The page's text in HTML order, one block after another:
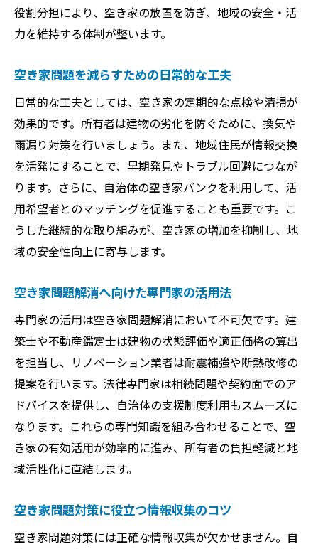
役割分担により、空き家の放置を防ぎ、地域の安全・活
力を維持する体制が整います。
空き家問題を減らすための日常的な工夫
日常的な工夫としては、空き家の定期的な点検や清掃が
効果的です。所有者は建物の劣化を防ぐために、換気や
雨漏り対策を行いましょう。また、地域住民が情報交換
を活発にすることで、早期発見やトラブル回避につなが
ります。さらに、自治体の空き家バンクを利用して、活
用希望者とのマッチングを促進することも重要です。こ
うした継続的な取り組みが、空き家の増加を抑制し、地
域の安全性向上に寄与します。
空き家問題解消へ向けた専門家の活用法
専門家の活用は空き家問題解消において不可欠です。建
築士や不動産鑑定士は建物の状態評価や適正価格の算出
を担当し、リノベーション業者は耐震補強や断熱改修の
提案を行います。法律専門家は相続問題や契約面でのア
ドバイスを提供し、自治体の支援制度利用もスムーズに
なります。これらの専門知識を組み合わせることで、空
き家の有効活用が効率的に進み、所有者の負担軽減と地
域活性化に直結します。
空き家問題対策に役立つ情報収集のコツ
空き家問題対策には正確な情報収集が欠かせません。自